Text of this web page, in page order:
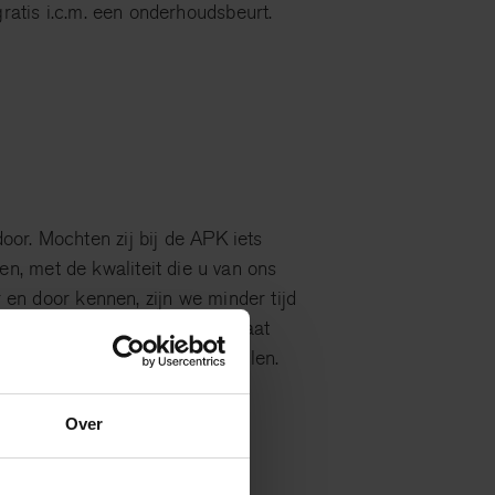
Over
i.c.m. een onderhoudsbeurt.
Mochten zij bij de APK iets
met de kwaliteit die u van ons
door kennen, zijn we minder tijd
in de meest optimale staat
gemonteerde Volvo onderdelen.